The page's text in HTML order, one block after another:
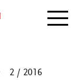
2 / 2016